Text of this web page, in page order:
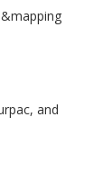
and